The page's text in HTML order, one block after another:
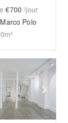
€700 /jour
Polo
m²
previous slide